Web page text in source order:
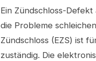
Ein Zündschloss-
die Probleme
Zündschloss (EZS) ist
zuständig. Die